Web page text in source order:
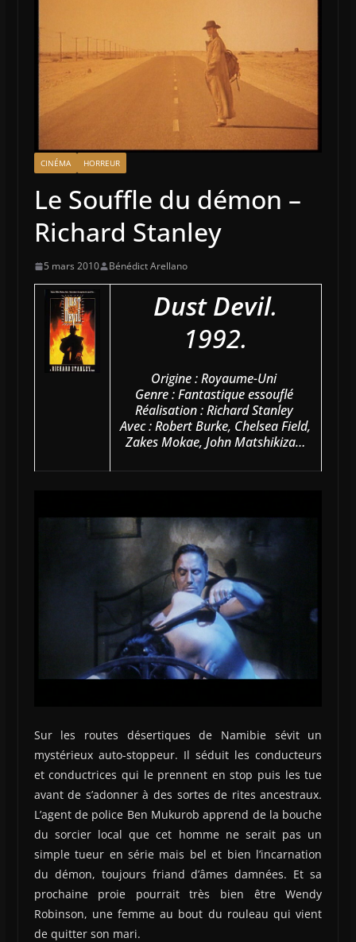
CINÉMA HORREUR
Le Souffle du démon –
Richard Stanley
5 mars 2010 Bénédict Arellano
Dust Devil.
1992.
Origine : Royaume-Uni
Genre : Fantastique essouflé
Réalisation : Richard Stanley
Avec : Robert Burke, Chelsea Field,
Zakes Mokae, John Matshikiza…
Sur les routes désertiques de Namibie sévit un
mystérieux auto-stoppeur. Il séduit les conducteurs
et conductrices qui le prennent en stop puis les tue
avant de s’adonner à des sortes de rites ancestraux.
L’agent de police Ben Mukurob apprend de la bouche
du sorcier local que cet homme ne serait pas un
simple tueur en série mais bel et bien l’incarnation
du démon, toujours friand d’âmes damnées. Et sa
prochaine proie pourrait très bien être Wendy
Robinson, une femme au bout du rouleau qui vient
de quitter son mari.